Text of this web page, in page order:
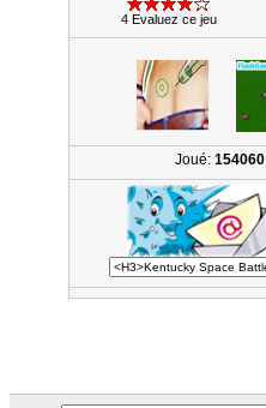
4 Evaluez ce jeu
Joué: 154060